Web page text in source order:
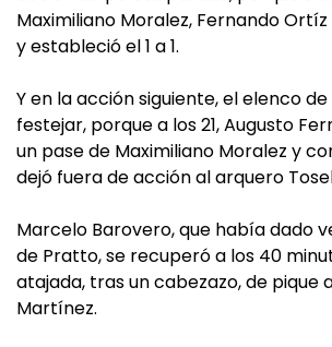
Maximiliano Moralez, Fernando
y estableció el 1 a 1.
Y en la acción siguiente, el elenco de
festejar, porque a los 21, Augusto
un pase de Maximiliano Moralez y
dejó fuera de acción al arquero
Marcelo Barovero, que había dado
de Pratto, se recuperó a los 40
atajada, tras un cabezazo, de pique
Martínez.